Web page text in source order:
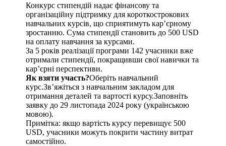
Конкурс стипендій надає фінансову та
організаційну підтримку для короткострокових
навчальних курсів, що сприятимуть кар’єрному
зростанню. Сума стипендії становить до 500 USD
на оплату навчання за курсами.
За 5 років реалізації програми 142 учасники вже
отримали стипендії, покращивши свої навички та
кар’єрні перспективи.
Як взяти участь?Оберіть навчальний
курс.Зв’яжіться з навчальним закладом для
отримання деталей та вартості курсу.Заповніть
заявку до 29 листопада 2024 року (українською
мовою).
Примітка: якщо вартість курсу перевищує 500
USD, учасники можуть покрити частину витрат
самостійно.